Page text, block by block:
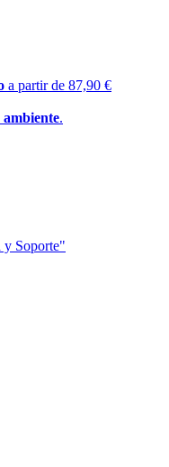
a partir de 87,90 €
ambiente.
y Soporte"